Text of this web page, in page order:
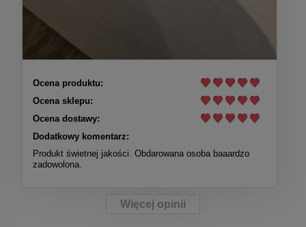
Ocena produktu:
Ocena sklepu:
Ocena dostawy:
Dodatkowy komentarz:
Produkt świetnej jakości. Obdarowana osoba baaardzo
zadowolona.
Więcej opinii